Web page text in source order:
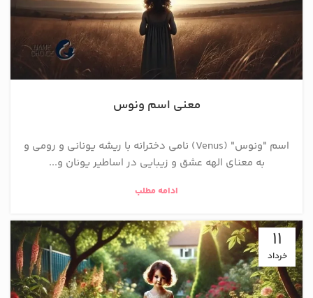
معنی اسم ونوس
اسم "ونوس" (Venus) نامی دخترانه با ریشه یونانی و رومی و
به معنای الهه عشق و زیبایی در اساطیر یونان و...
ادامه مطلب
11
خرداد